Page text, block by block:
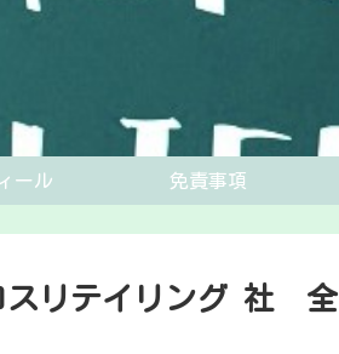
ール 免責事項
スリテイリング 社 全